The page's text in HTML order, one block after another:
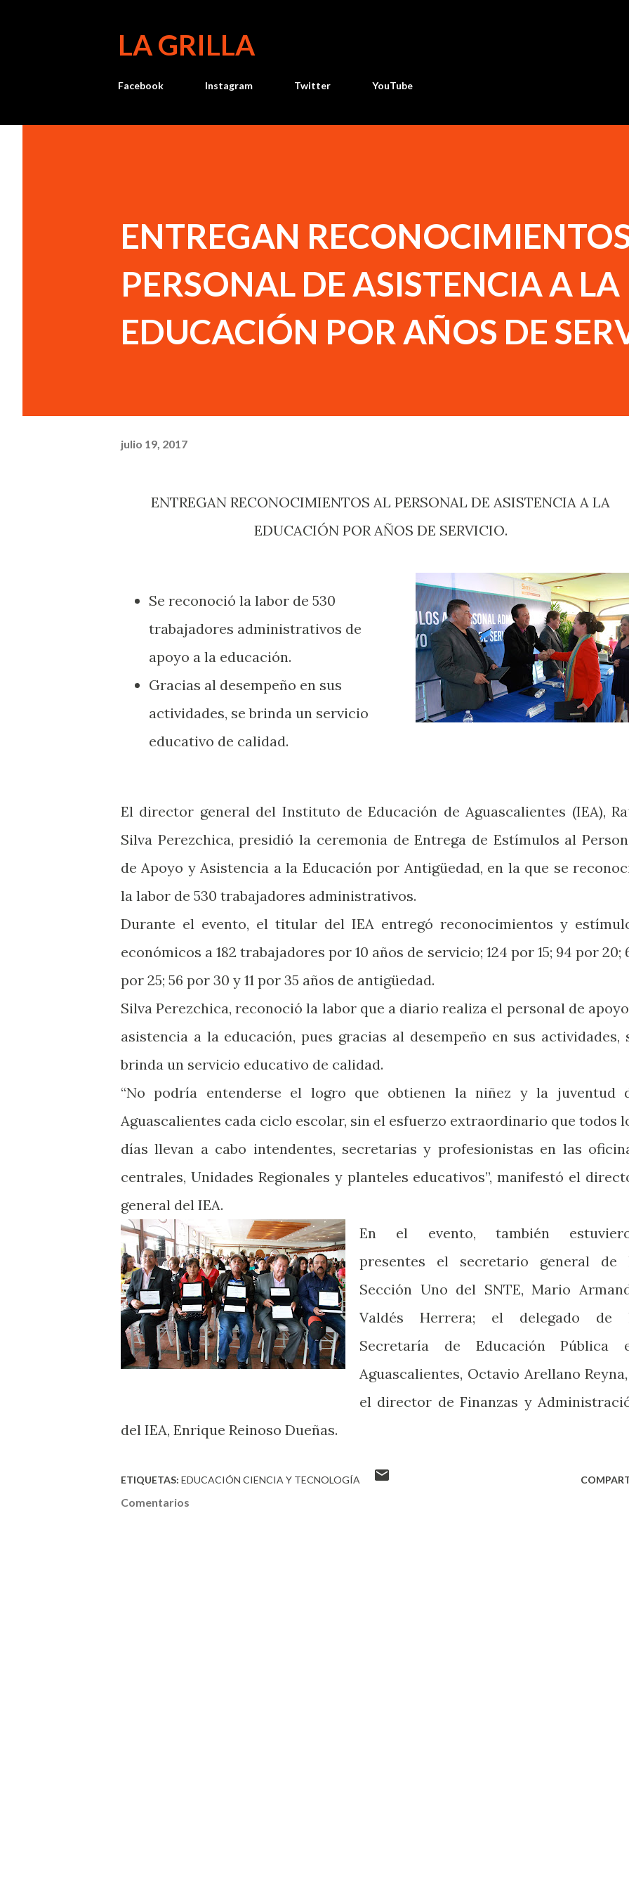
LA GRILLA
Facebook Instagram Twitter YouTube
ENTREGAN
PERSONAL DE ASISTENCIA A LA
EDUCACIÓN POR AÑOS DE
julio 19, 2017
ENTREGAN RECONOCIMIENTOS AL PERSONAL DE ASISTENCIA A LA
EDUCACIÓN POR AÑOS DE SERVICIO.
Se reconoció la labor de 530
trabajadores administrativos de
apoyo a la educación.
Gracias al desempeño en sus
actividades, se brinda un servicio
educativo de calidad.
El director general del Instituto de Educación de Aguascalientes (IEA),
Silva Perezchica, presidió la ceremonia de Entrega de Estímulos al
de Apoyo y Asistencia a la Educación por Antigüedad, en la que se
la labor de 530 trabajadores administrativos.
Durante el evento, el titular del IEA entregó reconocimientos y
económicos a 182 trabajadores por 10 años de servicio; 124 por 15; 94 por 20;
por 25; 56 por 30 y 11 por 35 años de antigüedad.
Silva Perezchica, reconoció la labor que a diario realiza el personal de
asistencia a la educación, pues gracias al desempeño en sus actividades,
brinda un servicio educativo de calidad.
“No podría entenderse el logro que obtienen la niñez y la juventud
Aguascalientes cada ciclo escolar, sin el esfuerzo extraordinario que todos
días llevan a cabo intendentes, secretarias y profesionistas en las
centrales, Unidades Regionales y planteles educativos”, manifestó el
general del IEA.
En el evento, también
presentes el secretario general de
Sección Uno del SNTE, Mario
Valdés Herrera; el delegado de
Secretaría de Educación Pública
Aguascalientes, Octavio Arellano
el director de Finanzas y
del IEA, Enrique Reinoso Dueñas.
ETIQUETAS: EDUCACIÓN CIENCIA Y TECNOLOGÍA
Comentarios